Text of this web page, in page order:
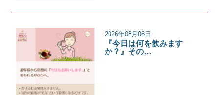
2026年08月08日
『今日は何を飲みます
か？』その…